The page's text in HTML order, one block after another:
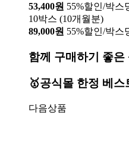
53,400원 55%할인/박스
10박스 (10개월분)
89,000원 55%할인/박스
함께 구매하기 좋은
🥇공식몰 한정 베스
다음상품